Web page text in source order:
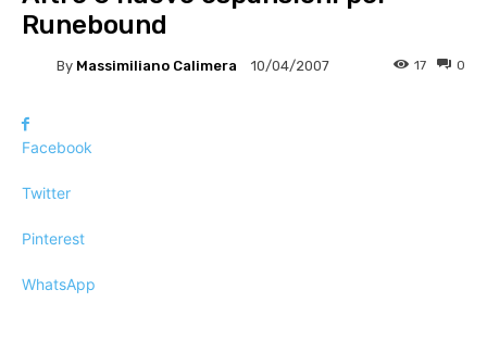
Runebound
By Massimiliano Calimera 10/04/2007 0
17
Facebook
Twitter
Pinterest
WhatsApp